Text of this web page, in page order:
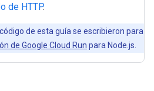
de HTTP.
de esta guía se escribieron para
de Google Cloud Run para Node.js.